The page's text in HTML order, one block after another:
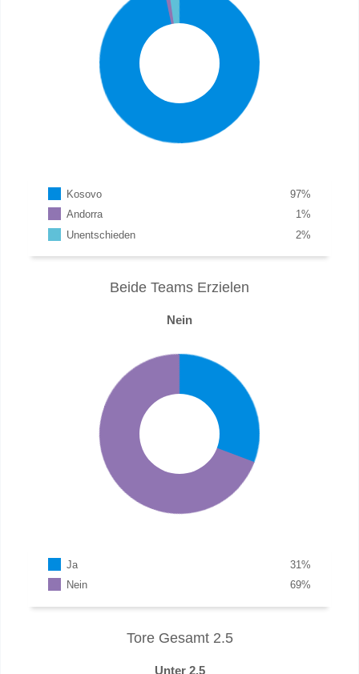
Kosovo %
97
Andorra
%
1
Unentschieden
%
2
Beide Teams Erzielen
Nein
Ja %
31
Nein
%
69
Tore Gesamt 2.5
Unter 2.5